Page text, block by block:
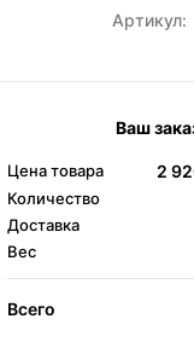
Артикул:
Ваш
Цена товара 2
Количество
Доставка
Вес
Всего